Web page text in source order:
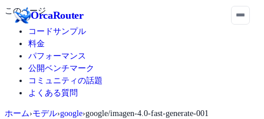
OrcaRouter
このページ
コードサンプル
料金
パフォーマンス
公開ベンチマーク
コミュニティの話題
よくある質問
ホーム›モデル›google›google/imagen-4.0-fast-generate-001